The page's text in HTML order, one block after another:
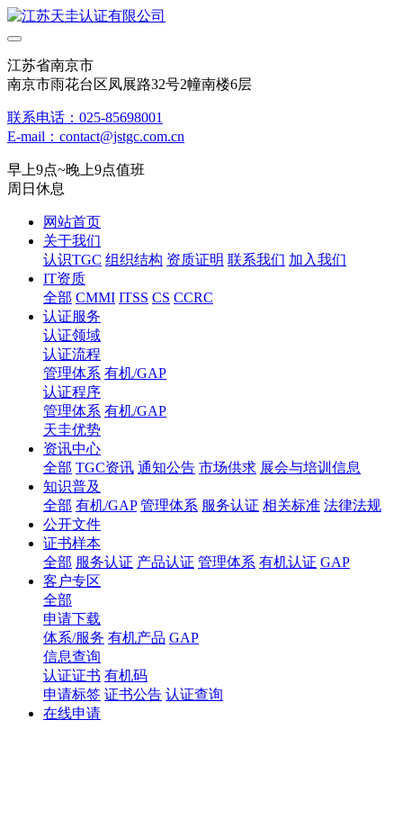
江苏省南京市
南京市雨花台区凤展路32号2幢南楼6层
联系电话：025-85698001
E-mail：contact@jstgc.com.cn
早上9点~晚上9点值班
周日休息
网站首页
关于我们
认识TGC 组织结构 资质证明 联系我们 加入我们
IT资质
全部 CMMI ITSS CS CCRC
认证服务
认证领域
认证流程
管理体系 有机/GAP
认证程序
管理体系 有机/GAP
天圭优势
资讯中心
全部 TGC资讯 通知公告 市场供求 展会与培训信息
知识普及
全部 有机/GAP 管理体系 服务认证 相关标准 法律法规
公开文件
证书样本
全部 服务认证 产品认证 管理体系 有机认证 GAP
客户专区
全部
申请下载
体系/服务 有机产品 GAP
信息查询
认证证书 有机码
申请标签 证书公告 认证查询
在线申请